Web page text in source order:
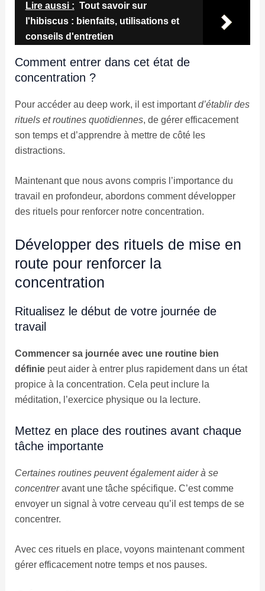
Lire aussi : Tout savoir sur
l'hibiscus : bienfaits, utilisations et
conseils d'entretien
Comment entrer dans cet état de
concentration ?
Pour accéder au deep work, il est importantd’établir des
rituels et routines quotidiennes, de gérer efficacement
son temps et d’apprendre à mettre de côté les
distractions.
Maintenant que nous avons compris l’importance du
travail en profondeur, abordons comment développer
des rituels pour renforcer notre concentration.
Développer des rituels de mise en
route pour renforcer la
concentration
Ritualisez le début de votre journée de
travail
Commencer sa journée avec une routine bien
définiepeut aider à entrer plus rapidement dans un état
propice à la concentration. Cela peut inclure la
méditation, l’exercice physique ou la lecture.
Mettez en place des routines avant chaque
tâche importante
Certaines routines peuvent également aider à se
concentreravant une tâche spécifique. C’est comme
envoyer un signal à votre cerveau qu’il est temps de se
concentrer.
Avec ces rituels en place, voyons maintenant comment
gérer efficacement notre temps et nos pauses.